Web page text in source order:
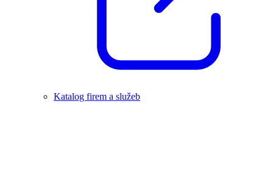
Katalog firem a služeb